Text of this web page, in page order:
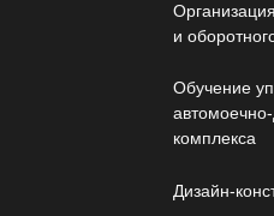
и
Обучение
комплекса
Дизайн-